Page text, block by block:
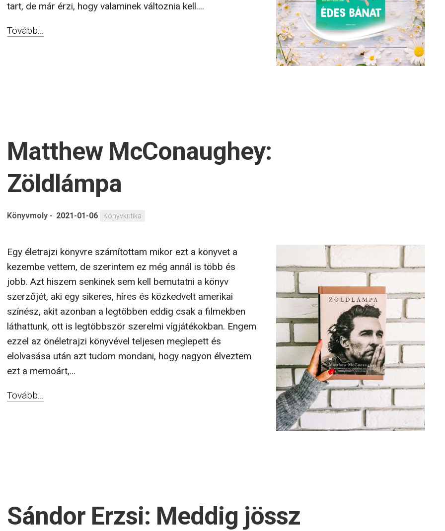
tart, de már érzi, hogy valaminek változnia kell....
Tovább...
Matthew McConaughey:
Zöldlámpa
Könyvmoly - 2021-01-06 Könyvkritika
Egy életrajzi könyvre számítottam mikor ezt a könyvet a
kezembe vettem, de szerintem ez még annál is több és
jobb. Azt hiszem senkinek sem kell bemutatni a könyv
szerzőjét, aki egy sikeres, híres és közkedvelt amerikai
színész, akit azonban a legtöbben eddig csak a filmekben
láthattunk, ott is legtöbbször szerelmi vígjátékokban. Engem
ezzel az önéletrajzi könyvével teljesen meglepett és
elolvasása után azt tudom mondani, hogy nagyon élveztem
ezt a memoárt,...
Tovább...
Sándor Erzsi: Meddig jössz